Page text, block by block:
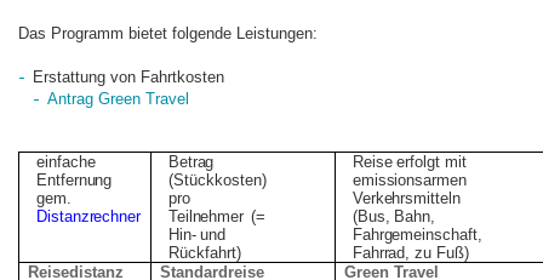
Das Programm bietet folgende Leistungen:
Erstattung von Fahrtkosten
Antrag Green Travel
einfache
Entfernung
gem.
Distanzrechner
Betrag
(Stückkosten)
pro
Teilnehmer (=
Hin- und
Rückfahrt)
Reise erfolgt mit
emissionsarmen
Verkehrsmitteln
(Bus, Bahn,
Fahrgemeinschaft,
Fahrrad, zu Fuß)
Reisedistanz
Standardreise
Green Travel